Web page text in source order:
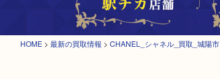
HOME > 最新の買取情報 > CHANEL_シャネル_買取_城陽市